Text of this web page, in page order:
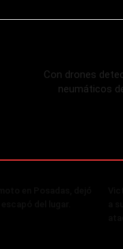
Con drones
neumáticos